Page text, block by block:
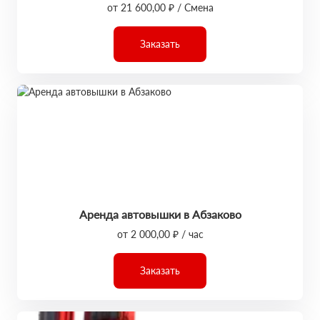
от 21 600,00 ₽ / Смена
Заказать
Аренда автовышки в Абзаково
от 2 000,00 ₽ / час
Заказать